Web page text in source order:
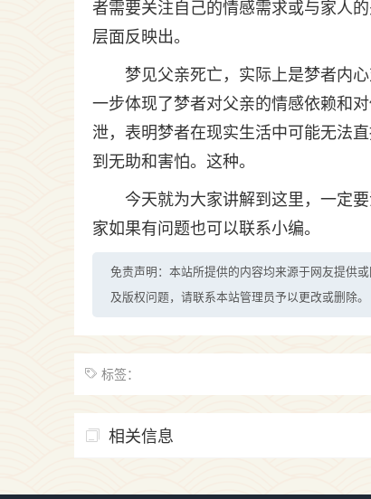
者需要关注自己的情感需求或与家人
层面反映出。
梦见父亲死亡，实际上是梦者内
一步体现了梦者对父亲的情感依赖和
泄，表明梦者在现实生活中可能无法
到无助和害怕。这种。
今天就为大家讲解到这里，一定
家如果有问题也可以联系小编。
免责声明：本站所提供的内容均来源于网友提供
及版权问题，请联系本站管理员予以更改或删除。
标签：
相关信息